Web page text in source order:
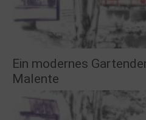
Ein modernes
Malente